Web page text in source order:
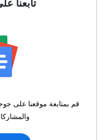
تابعنا
قم بمتابعة موقعنا على